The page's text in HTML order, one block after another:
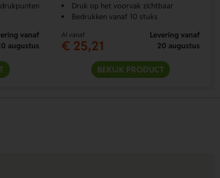
vanaf
augustus
Druk op het voorvak zichtbaar
Bedrukken vanaf 10 stuks
Al vanaf
€ 25,21
Levering vanaf
20 augustus
BEKIJK PRODUCT